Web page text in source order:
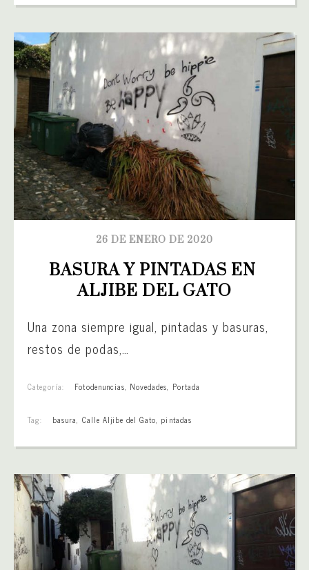
26 DE ENERO DE 2020
BASURA Y PINTADAS EN
ALJIBE DEL GATO
Una zona siempre igual, pintadas y basuras,
restos de podas,…
Categoría: Fotodenuncias, Novedades, Portada
Tag: basura, Calle Aljibe del Gato, pintadas